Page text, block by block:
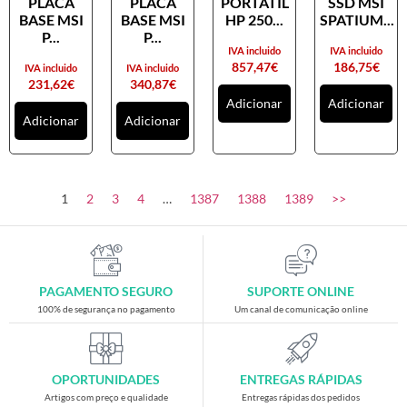
Placas gráficas
SAIS
Ventoínhas
Computadores
All-in-One
Gaming
Acessórios gaming
Cadeiras gaming
Merchandising
BASE MSI
P...
231,62€
IVA incluido
Adicionar
BASE MSI
P...
340,87€
IVA incluido
Adicionar
HP 250...
857,47€
IVA incluido
Adicionar
SPATIUM...
186,75€
IVA incluido
Adicionar
1 2 3 4 … 1387 1388 1389 >>
PAGAMENTO SEGURO
100% de segurança no pagamento
SUPORTE ONLINE
Um canal de comunicação online
OPORTUNIDADES
Artigos com preço e qualidade
ENTREGAS RÁPIDAS
Entregas rápidas dos pedidos